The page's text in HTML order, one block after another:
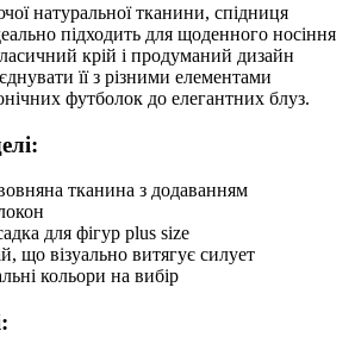
натуральної тканини, спідниця
підходить для щоденного носіння
крій і продуманий дизайн
її з різними елементами
футболок до елегантних блуз.
тканина з додаванням
для фігур plus size
що візуально витягує силует
кольори на вибір